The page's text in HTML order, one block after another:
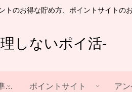
のお得な貯め方、ポイントサイトの
しないポイ活-
サイト攻略の前に（準備） ポイントサイト アン